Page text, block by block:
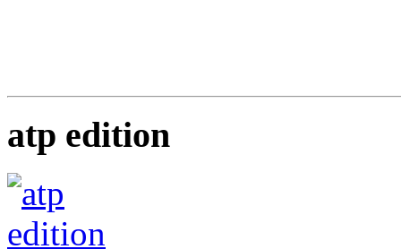
atp edition